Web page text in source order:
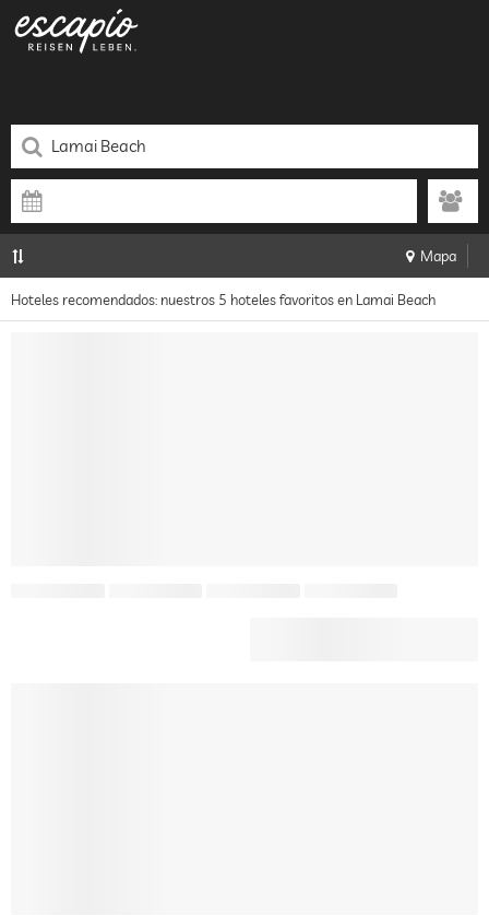
Mapa
Hoteles recomendados: nuestros 5 hoteles favoritos en Lamai Beach